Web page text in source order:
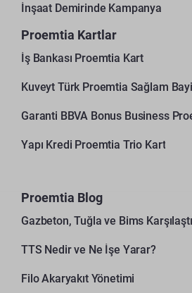
İnşaat Demirinde Kampanya
Proemtia Kartlar
İş Bankası Proemtia Kart
Kuveyt Türk Proemtia Sağlam
Garanti BBVA Bonus Business
Yapı Kredi Proemtia Trio Kart
Proemtia Blog
TTS Nedir ve Ne İşe Yarar?
Filo Akaryakıt Yönetimi